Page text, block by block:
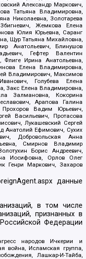
Александр Маркович,
Татьяна Владимировна,
Николаевна, Золотарева
Жемкова Елена
Юлия Юрьевна, Саранг
Щур Татьяна Михайловна,
Анатольевич, Блинушов
Гефтер Валентин
Ирина Анатольевна,
Елена Владимировна,
Владимирович, Максимов
Голубева Елена
Закс Елена Владимировна,
Залмановна, Кокорина
Арапова Галина
Вадим Юрьевич,
Васильевич, Протасова
Лукашевский Сергей
Анатолий Ефимович, Сухих
Добровольская Анна
Смирнов Владимир
Борис Андреевич,
Иосифовна, Орлов Олег
Генри Маркович, Захаров
данные
в том числе
признанных в
Федерации
народов Ичкерии и
война, Исламская группа,
Лашкар-И-Тайба,